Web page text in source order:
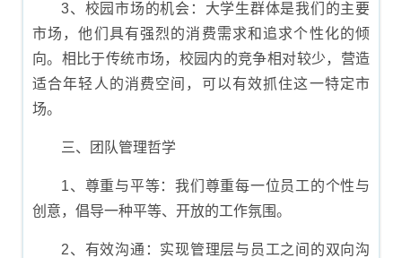
3、校园市场的机会：大学生群体是我们的主要
市场，他们具有强烈的消费需求和追求个性化的倾
向。相比于传统市场，校园内的竞争相对较少，营造
适合年轻人的消费空间，可以有效抓住这一特定市
场。
三、团队管理哲学
1、尊重与平等：我们尊重每一位员工的个性与
创意，倡导一种平等、开放的工作氛围。
2、有效沟通：实现管理层与员工之间的双向沟